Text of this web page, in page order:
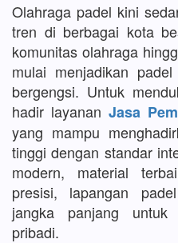
Olahraga padel kini
tren di berbagai kota
komunitas olahraga
mulai menjadikan
bergengsi. Untuk
hadir layanan Jasa
yang mampu
tinggi dengan standar
modern, material
presisi, lapangan
jangka panjang
pribadi.